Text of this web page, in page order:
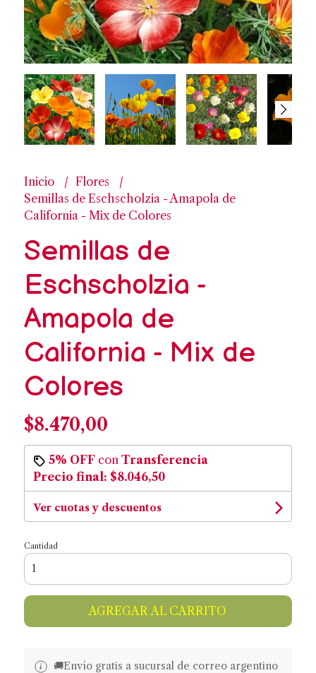
Inicio
Flores
Semillas de Eschscholzia - Amapola de
California - Mix de Colores
Semillas de
Eschscholzia -
Amapola de
California - Mix de
Colores
$8.470,00
5% OFFcon Transferencia
Precio final: $8.046,50
Ver cuotas y descuentos
Cantidad
AGREGAR AL CARRITO
🚚​​Envío gratis a sucursal de correo argentino